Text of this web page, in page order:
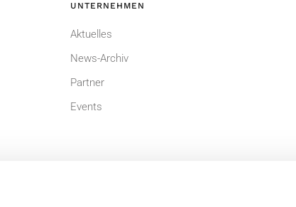
UNTERNEHMEN
Aktuelles
News-Archiv
Partner
Events